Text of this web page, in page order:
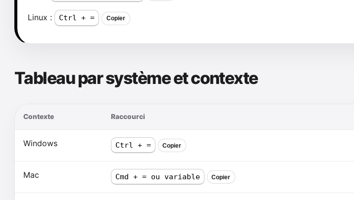
Linux : Ctrl + = Copier
Tableau par système et contexte
Contexte Raccourci
Windows Ctrl + = Copier
Mac Cmd + = ou variable Copier